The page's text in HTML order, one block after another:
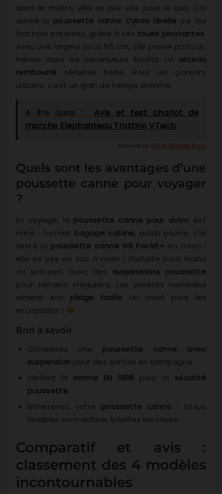
dans le métro, elle se plie vite pour le bus. J’ai
adoré la poussette canne Cybex Libelle sur les
trottoirs parisiens, grâce à ses roues pivotantes.
Avec une largeur sous 55 cm, elle passe partout,
même dans les ascenseurs étroits. Un arceau
rembourré sécurise bébé. Pour les parents
urbains, c’est un gain de temps énorme.
A lire aussi :
Avis et test chariot de
marche Elephanteau Trottino VTech
Powered by Inline Related Posts
Quels sont les avantages d’une
poussette canne pour voyager
?
En voyage, la poussette canne pour avion est
reine : format bagage cabine, poids plume. J’ai
testé la poussette canne GB Pockit+ en avion ;
elle se plie en sac à main ! Parfaite pour trains
ou voitures, avec des suspensions poussette
pour terrains irréguliers. Les parents nomades
aiment son pliage facile. Un must pour les
escapades !
Bon à savoir
Choisissez une poussette canne avec
suspension pour des sorties en campagne.
Vérifiez la norme EN 1888 pour la sécurité
poussette.
Entretenez votre poussette canne : tissus
lavables en machine, lubrifiez les roues.
Comparatif et avis :
classement des 4 modèles
incontournables